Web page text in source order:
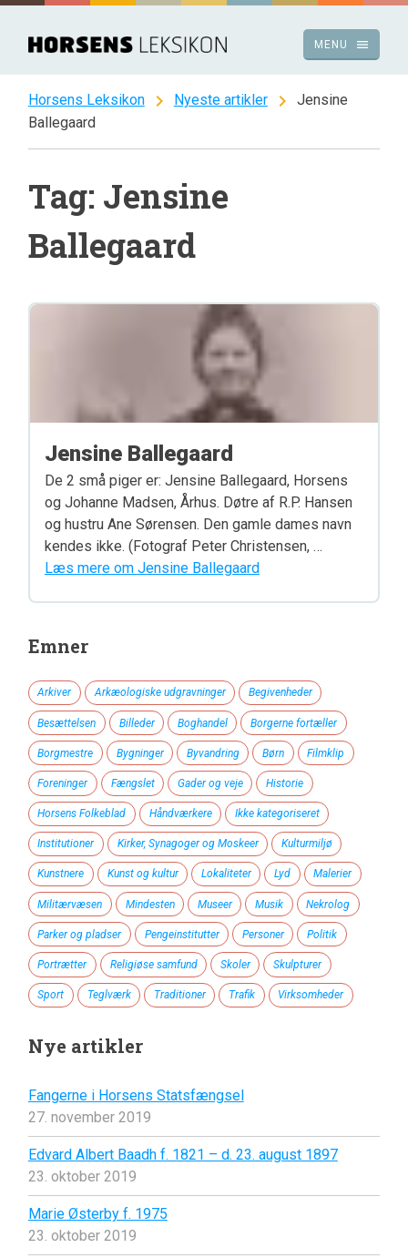
Spring
indhold
menu
MENU
Horsens Leksikon chevron_right Nyeste artikler chevron_right
Jensine
Ballegaard
Tag: Jensine
Ballegaard
Jensine Ballegaard
De 2 små piger er: Jensine Ballegaard, Horsens
og Johanne Madsen, Århus. Døtre af R.P. Hansen
og hustru Ane Sørensen. Den gamle dames navn
kendes ikke. (Fotograf Peter Christensen, …
Læs mere om Jensine Ballegaard
Emner
Arkiver Arkæologiske udgravninger Begivenheder
Besættelsen Billeder Boghandel Borgerne fortæller
Borgmestre Bygninger Byvandring Børn Filmklip
Foreninger Fængslet Gader og veje Historie
Horsens Folkeblad Håndværkere Ikke kategoriseret
Institutioner Kirker, Synagoger og Moskeer Kulturmiljø
Kunstnere Kunst og kultur Lokaliteter Lyd Malerier
Militærvæsen Mindesten Museer Musik Nekrolog
Parker og pladser Pengeinstitutter Personer Politik
Portrætter Religiøse samfund Skoler Skulpturer
Sport Teglværk Traditioner Trafik Virksomheder
Nye artikler
Fangerne i Horsens Statsfængsel
27. november 2019
Edvard Albert Baadh f. 1821 – d. 23. august 1897
23. oktober 2019
Marie Østerby f. 1975
23. oktober 2019